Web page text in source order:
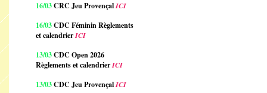
16/03CRC Jeu ProvençalICI
16/03CDC Féminin Règlements
et calendrierICI
13/03CDC Open 2026
Règlements et calendrierICI
13/03CDC Jeu ProvençalICI